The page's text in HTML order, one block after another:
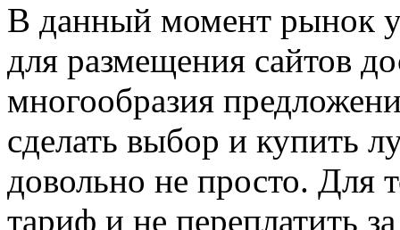
В данный момент рынок
для размещения сайтов
многообразия
сделать выбор и купить
довольно не просто. Для
тариф и не переплатить